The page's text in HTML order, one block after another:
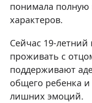
понимала полную
характеров.
Сейчас 19-летний
проживать с
поддерживают
общего ребенка
лишних эмоций.